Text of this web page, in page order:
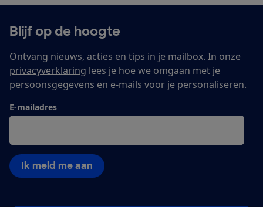
Blijf op de hoogte
Ontvang nieuws, acties en tips in je mailbox. In onze
privacyverklaring lees je hoe we omgaan met je
persoonsgegevens en e-mails voor je personaliseren.
E-mailadres
Ik meld me aan